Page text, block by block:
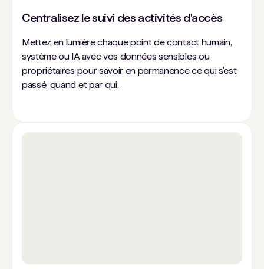
Centralisez le suivi des activités d'accès
Mettez en lumière chaque point de contact humain,
système ou IA avec vos données sensibles ou
propriétaires pour savoir en permanence ce qui s'est
passé, quand et par qui.